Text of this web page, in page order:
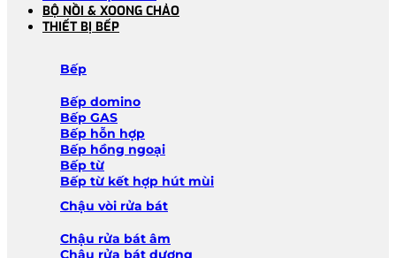
BỘ NỒI & XOONG CHẢO
THIẾT BỊ BẾP
Bếp
Bếp domino
Bếp GAS
Bếp hỗn hợp
Bếp hồng ngoại
Bếp từ
Bếp từ kết hợp hút mùi
Chậu vòi rửa bát
Chậu rửa bát âm
Chậu rửa bát dương